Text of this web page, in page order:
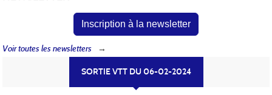
SORTIE VTT DU 06-02-2024
Inscription à la newsletter
Voir toutes les newsletters